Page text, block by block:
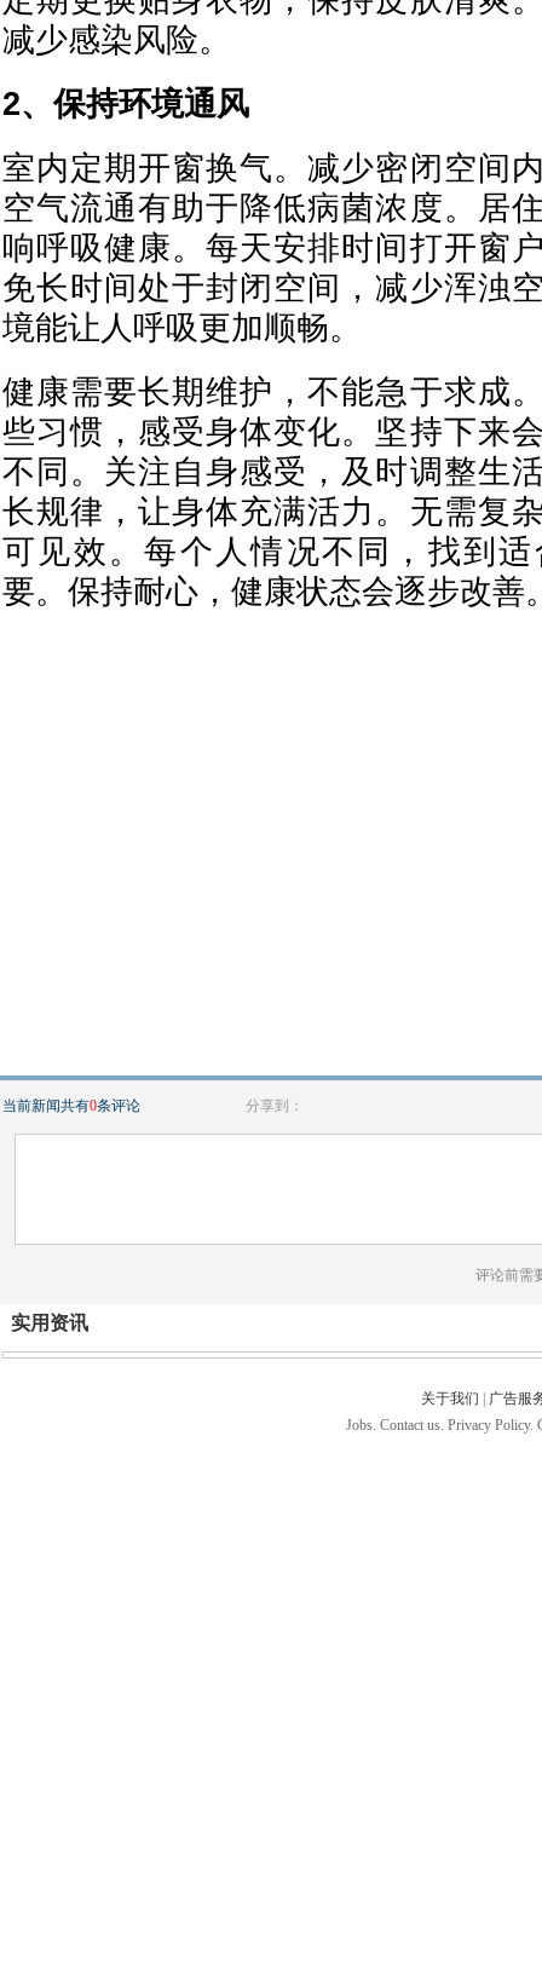
减少感染风险。
2、保持环境通风
室内定期开窗换气。减少密闭空间
空气流通有助于降低病菌浓度。居
响呼吸健康。每天安排时间打开窗
免长时间处于封闭空间，减少浑浊
境能让人呼吸更加顺畅。
健康需要长期维护，不能急于求成
些习惯，感受身体变化。坚持下来
不同。关注自身感受，及时调整生
长规律，让身体充满活力。无需复
可见效。每个人情况不同，找到
要。保持耐心，健康状态会逐步改善
当前新闻共有0条评论 分享到：
评论前需
实用资讯
关于我们
广告服
Jobs. Contact us. Privacy